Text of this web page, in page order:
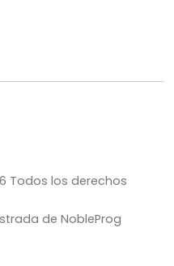
Todos los derechos
de NobleProg